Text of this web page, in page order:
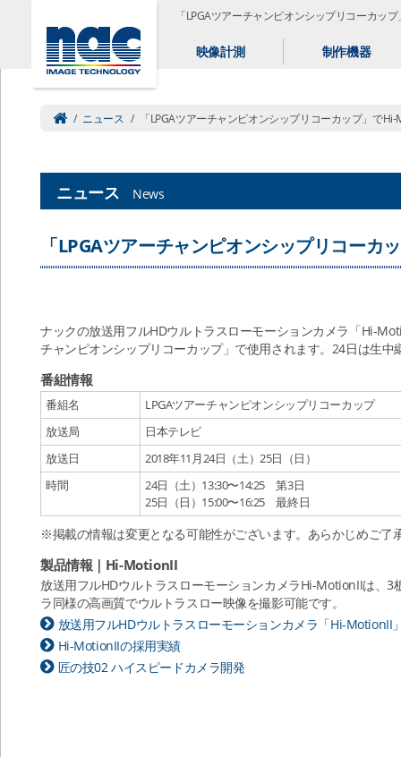
「LPGAツアーチャンピオンシップリコーカッ
映像計測 制作機器
/ ニュース / 「LPGAツアーチャンピオンシップリコーカップ」で
ニュース News
「LPGAツアーチャンピオンシップリコー
ナックの放送用フルHDウルトラスローモーションカメラ「Hi-
チャンピオンシップリコーカップ」で使用されます。24日は生
番組情報
番組名
LPGAツアーチャンピオンシップリコーカップ
放送局
日本テレビ
放送日
2018年11月24日（土）25日（日）
時間
24日（土）13:30〜14:25 第3日
25日（日）15:00〜16:25 最終日
※掲載の情報は変更となる可能性がございます。あらかじめご了
製品情報｜Hi-MotionII
放送用フルHDウルトラスローモーションカメラHi-MotionIIは、
ラ同様の高画質でウルトラスロー映像を撮影可能です。
放送用フルHDウルトラスローモーションカメラ「Hi-MotionII
Hi-MotionIIの採用実績
匠の技02 ハイスピードカメラ開発